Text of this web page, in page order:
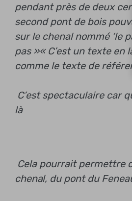
pendant près de deux
second pont de bois
sur le chenal nommé ‘le
pas »« C’est un texte en
comme le texte de
C’est spectaculaire car
là
Cela pourrait permettre
chenal, du pont du